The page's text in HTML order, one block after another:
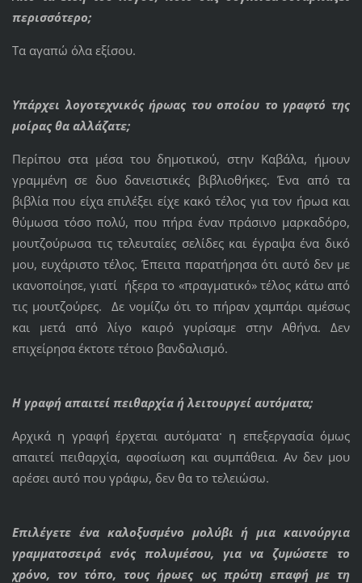
περισσότερο;
Τα αγαπώ όλα εξίσου.
Υπάρχει λογοτεχνικός ήρωας του οποίου το γραφτό της
μοίρας θα αλλάζατε;
Περίπου στα μέσα του δημοτικού, στην Καβάλα, ήμουν
γραμμένη σε δυο δανειστικές βιβλιοθήκες. Ένα από τα
βιβλία που είχα επιλέξει είχε κακό τέλος για τον ήρωα και
θύμωσα τόσο πολύ, που πήρα έναν πράσινο μαρκαδόρο,
μουτζούρωσα τις τελευταίες σελίδες και έγραψα ένα δικό
μου, ευχάριστο τέλος. Έπειτα παρατήρησα ότι αυτό δεν με
ικανοποίησε, γιατί ήξερα το «πραγματικό» τέλος κάτω από
τις μουτζούρες. Δε νομίζω ότι το πήραν χαμπάρι αμέσως
και μετά από λίγο καιρό γυρίσαμε στην Αθήνα. Δεν
επιχείρησα έκτοτε τέτοιο βανδαλισμό.
Η γραφή απαιτεί πειθαρχία ή λειτουργεί αυτόματα;
Αρχικά η γραφή έρχεται αυτόματα· η επεξεργασία όμως
απαιτεί πειθαρχία, αφοσίωση και συμπάθεια. Αν δεν μου
αρέσει αυτό που γράφω, δεν θα το τελειώσω.
Επιλέγετε ένα καλοξυσμένο μολύβι ή μια καινούργια
γραμματοσειρά ενός πολυμέσου, για να ζυμώσετε το
χρόνο, τον τόπο, τους ήρωες ως πρώτη επαφή με τη